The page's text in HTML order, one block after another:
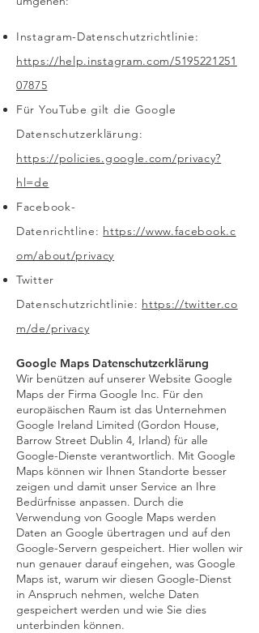
Instagram-Datenschutzrichtlinie:
https://help.instagram.com/5195221251
07875
Für YouTube gilt die Google
Datenschutzerklärung:
https://policies.google.com/privacy?
hl=de
Facebook-
Datenrichtline: https://www.facebook.c
om/about/privacy
Twitter
Datenschutzrichtlinie: https://twitter.co
m/de/privacy
Google Maps Datenschutzerklärung
Wir benützen auf unserer Website Google
Maps der Firma Google Inc. Für den
europäischen Raum ist das Unternehmen
Google Ireland Limited (Gordon House,
Barrow Street Dublin 4, Irland) für alle
Google-Dienste verantwortlich. Mit Google
Maps können wir Ihnen Standorte besser
zeigen und damit unser Service an Ihre
Bedürfnisse anpassen. Durch die
Verwendung von Google Maps werden
Daten an Google übertragen und auf den
Google-Servern gespeichert. Hier wollen wir
nun genauer darauf eingehen, was Google
Maps ist, warum wir diesen Google-Dienst
in Anspruch nehmen, welche Daten
gespeichert werden und wie Sie dies
unterbinden können.